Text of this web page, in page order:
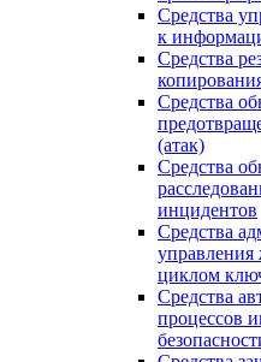
Средства
к
Средства
Средства
(атак)
Средства
инцидентов
Средства
циклом
Средства
процессов